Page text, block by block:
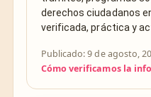
derechos ciudadanos
verificada, práctica y
Publicado: 9 de agosto,
Cómo verificamos la